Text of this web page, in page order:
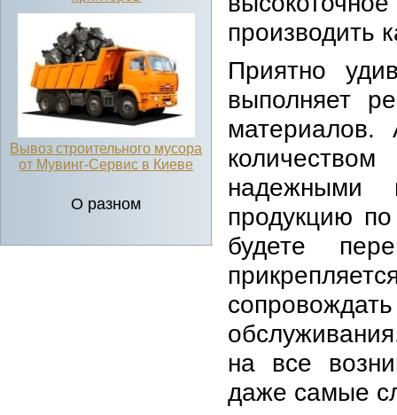
Вывоз строительного мусора
от Мувинг-Сервис в Киеве
О разном
производить
Приятно
выполняет
надежными
продукцию
будете
на все
даже самые